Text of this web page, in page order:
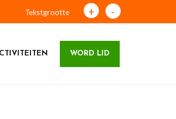
Tekstgrootte + -
WORD LID